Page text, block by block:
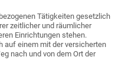
Tätigkeiten gesetzlich
zeitlicher und räumlicher
Einrichtungen stehen.
auf einem mit der versicherten
nach und von dem Ort der